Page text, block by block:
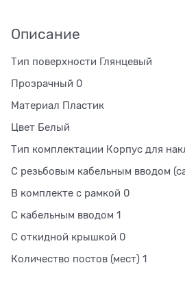
Описание
Тип поверхности Глянцевый
Прозрачный 0
Материал Пластик
Цвет Белый
Тип комплектации Корпус для
С резьбовым кабельным вводом
В комплекте с рамкой 0
С кабельным вводом 1
С откидной крышкой 0
Количество постов (мест) 1